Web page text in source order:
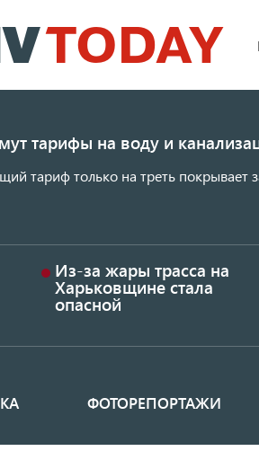
к
основному
тарифы на воду и
тариф только на треть покрывает
Из-за жары трасса на
Харьковщине стала
опасной
ФОТОРЕПОРТАЖИ